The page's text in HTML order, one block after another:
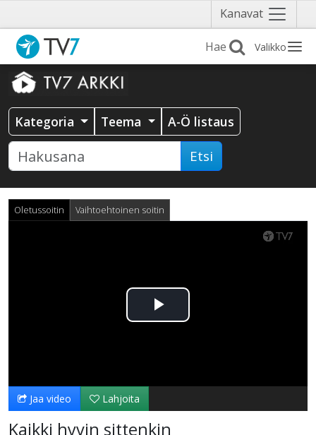
Kanavat Näytä
valikko
Valikko
Kategoria Teema A-Ö listaus
Etsi
Oletussoitin Vaihtoehtoinen soitin
Toista
Jaa video Lahjoita
Kaikki hyvin sittenkin